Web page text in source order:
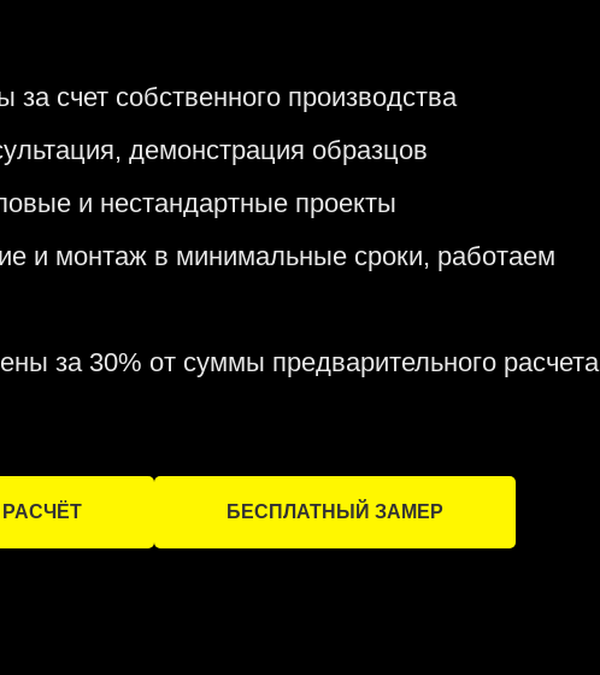
за счет собственного производства
демонстрация образцов
и нестандартные проекты
и монтаж в минимальные сроки, работаем
за 30% от суммы предварительного расчета
БЕСПЛАТНЫЙ ЗАМЕР